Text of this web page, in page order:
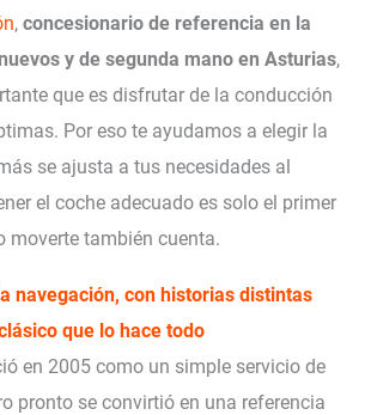
, concesionario de referencia en la
y de segunda mano en Asturias,
que es disfrutar de la conducción
Por eso te ayudamos a elegir la
se ajusta a tus necesidades al
el coche adecuado es solo el primer
moverte también cuenta.
navegación, con historias distintas
que lo hace todo
en 2005 como un simple servicio de
pronto se convirtió en una referencia